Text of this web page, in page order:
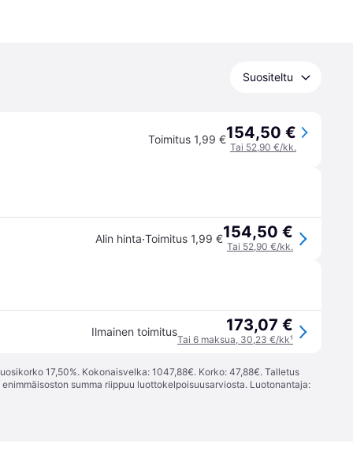
Suositeltu
Toimitus 1,99 €154,50 €
Tai 52,90 €/kk.
Alin hinta·Toimitus 1,99 €154,50 €
Tai 52,90 €/kk.
Ilmainen toimitus 173,07 €
Tai 6 maksua, 30,23 €/kk¹
17,50%. Kokonaisvelka: 1047,88€. Korko: 47,88€. Talletus
summa riippuu luottokelpoisuusarviosta. Luotonantaja: